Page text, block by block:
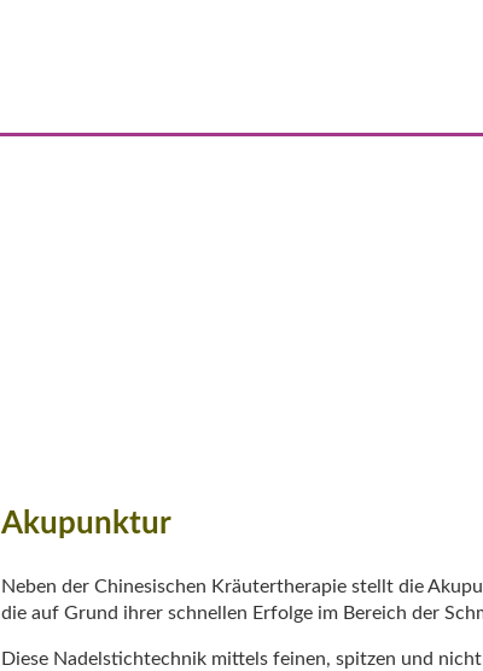
Akupunktur
Neben der Chinesischen Kräutertherapie stellt die
die auf Grund ihrer schnellen Erfolge im Bereich der
Diese Nadelstichtechnik mittels feinen, spitzen und